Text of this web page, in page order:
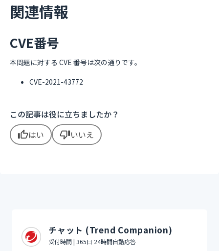
関連情報
CVE番号
本問題に対する CVE 番号は次の通りです。
CVE-2021-43772
この記事は役に立ちましたか？
thumb_upはい thumb_downいいえ
チャット (Trend Companion)
受付時間 | 365日 24時間自動応答